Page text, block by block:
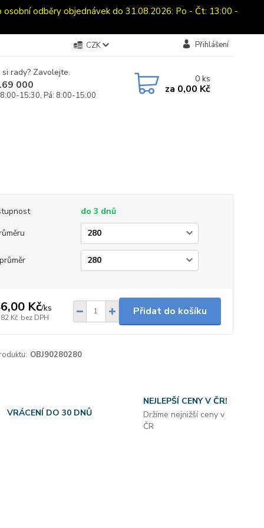
osobní odběry objednávek do 31.08.2026: Po - Čt: 13:00 -
CZK Přihlášení
rady? Zavolejte.
000
15:30, Pá: 8:00-15:00
0ks
za 0,00 Kč
do 3 dnů
Kč/ks
Kč bez DPH
Přidat do košíku
OBJ90280280
VRÁCENÍ DO 30 DNŮ
NEJLEPŠÍ CENY V ČR!
Držíme nejnižší ceny v
ČR